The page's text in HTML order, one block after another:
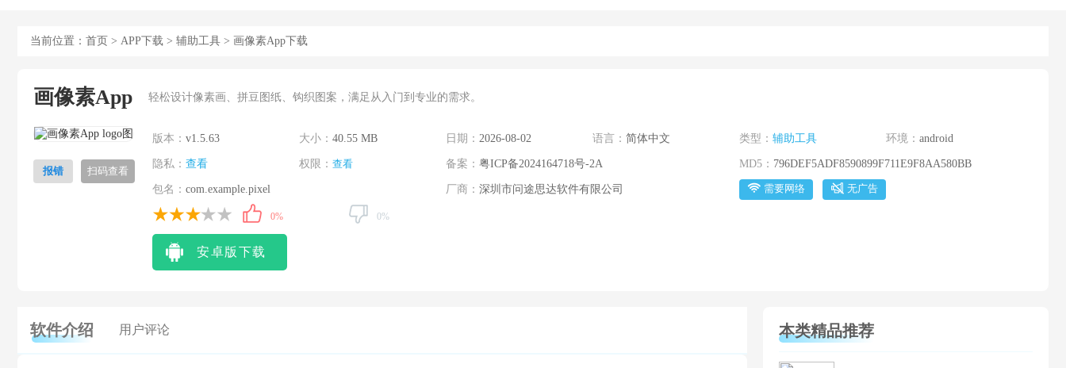
当前位置： 首页 > APP下载 > 辅助工具 > 画像素App下载
画像素App 轻松设计像素画、拼豆图纸、钩织图案，满足从入门到专业的需求。
报错 扫码查看
版本： v1.5.63 大小： 40.55 MB 日期： 2026-08-02 语言： 简体中文 类型： 辅助工具 环境： android
隐私： 查看 权限： 查看 备案： 粤ICP备2024164718号-2A MD5： 796DEF5ADF8590899F711E9F8AA580BB
包名： com.example.pixel 厂商： 深圳市问途思达软件有限公司 需要网络 无广告
0% 0%
安卓版下载
软件介绍 用户评论 本类精品推荐